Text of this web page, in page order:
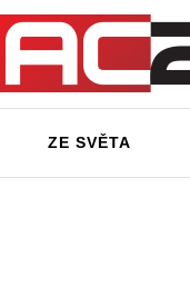
ZE SVĚTA